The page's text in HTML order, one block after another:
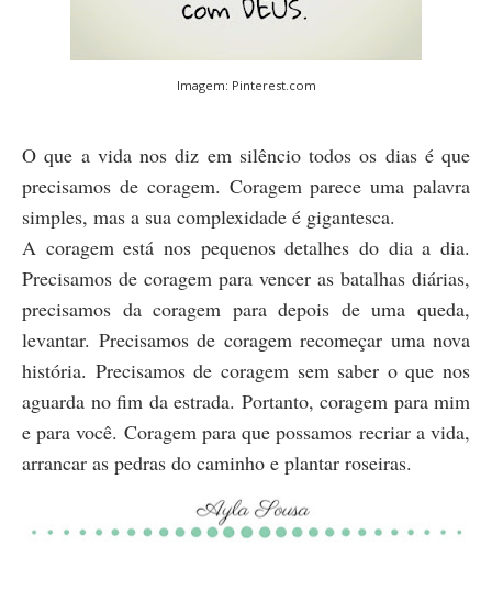
Imagem: Pinterest.com
O que a vida nos diz em silêncio todos os dias é que
precisamos de coragem. Coragem parece uma palavra
simples, mas a sua complexidade é gigantesca.
A coragem está nos pequenos detalhes do dia a dia.
Precisamos de coragem para vencer as batalhas diárias,
precisamos da coragem para depois de uma queda,
levantar. Precisamos de coragem recomeçar uma nova
história. Precisamos de coragem sem saber o que nos
aguarda no fim da estrada. Portanto, coragem para mim
e para você. Coragem para que possamos recriar a vida,
arrancar as pedras do caminho e plantar roseiras.